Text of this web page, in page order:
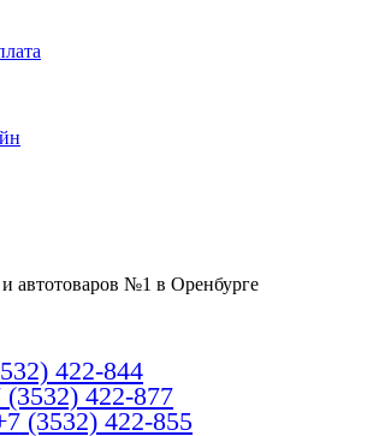
автотоваров №1 в Оренбурге
422-844
(3532) 422-877
(3532) 422-855